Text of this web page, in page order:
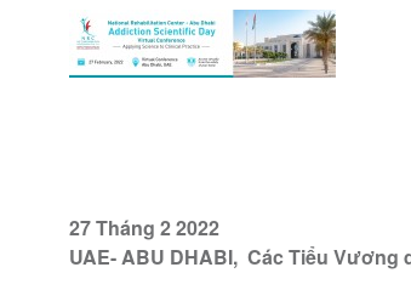
27 Tháng 2 2022
UAE- ABU DHABI Các Tiểu Vương